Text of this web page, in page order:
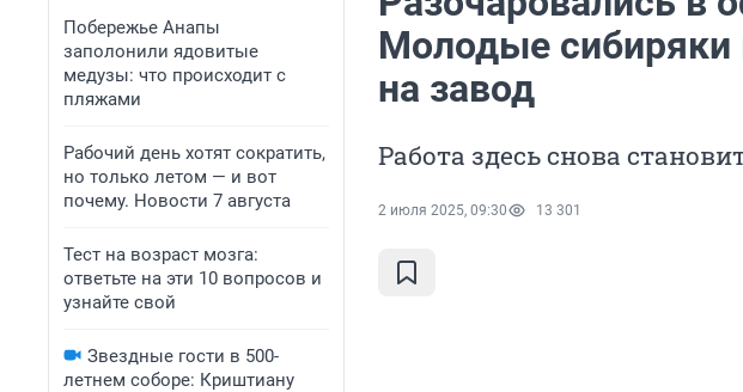
Побережье Анапы
заполонили ядовитые
медузы: что происходит с
пляжами
Рабочий день хотят сократить,
но только летом — и вот
почему. Новости 7 августа
Тест на возраст мозга:
ответьте на эти 10 вопросов и
узнайте свой
Звездные гости в 500-
летнем соборе: Криштиану
Молодые сибиряки
на завод
Работа здесь снова
2 июля 2025, 09:30 13 301